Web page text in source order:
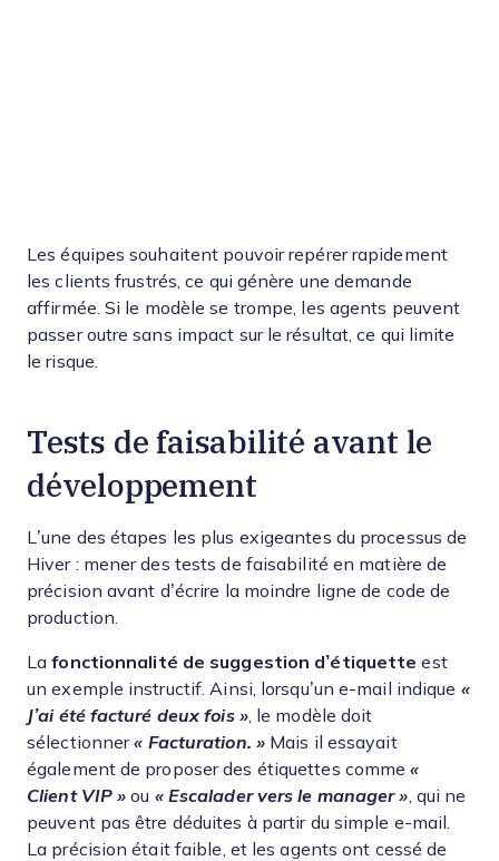
Les équipes souhaitent pouvoir repérer rapidement
les clients frustrés, ce qui génère une demande
affirmée. Si le modèle se trompe, les agents peuvent
passer outre sans impact sur le résultat, ce qui limite
le risque.
Tests de faisabilité avant le
développement
L’une des étapes les plus exigeantes du processus de
Hiver : mener des tests de faisabilité en matière de
précision avant d’écrire la moindre ligne de code de
production.
Lafonctionnalité de suggestion d’étiquette est
un exemple instructif. Ainsi, lorsqu’un e-mail indique «
J’ai été facturé deux fois », le modèle doit
sélectionner« Facturation. »Mais il essayait
également de proposer des étiquettes comme«
Client VIP » ou « Escalader vers le manager » , qui ne
peuvent pas être déduites à partir du simple e-mail.
La précision était faible, et les agents ont cessé de